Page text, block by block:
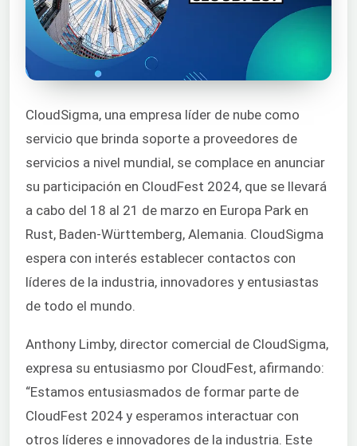
CloudSigma, una empresa líder de nube como
servicio que brinda soporte a proveedores de
servicios a nivel mundial, se complace en anunciar
su participación en CloudFest 2024, que se llevará
a cabo del 18 al 21 de marzo en Europa Park en
Rust, Baden-Württemberg, Alemania. CloudSigma
espera con interés establecer contactos con
líderes de la industria, innovadores y entusiastas
de todo el mundo.
Anthony Limby, director comercial de CloudSigma,
expresa su entusiasmo por CloudFest, afirmando:
“Estamos entusiasmados de formar parte de
CloudFest 2024 y esperamos interactuar con
otros líderes e innovadores de la industria. Este